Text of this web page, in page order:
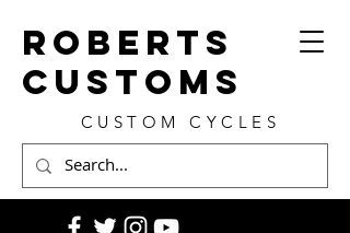
ROBERTS
CUSTOMS
CUSTOM CYCLES